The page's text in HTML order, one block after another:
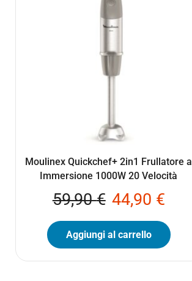
Moulinex Quickchef+ 2in1 Frullatore a
Immersione 1000W 20 Velocità
59,90€ 44,90 €
Aggiungi al carrello